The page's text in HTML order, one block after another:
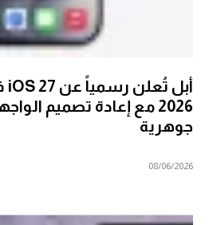
2026 مع إعادة تصميم
جوهرية
08/06/2026